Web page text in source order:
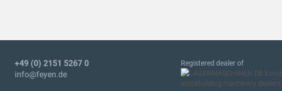
+49 (0) 2151 5267 0
info@feyen.de
Registered dealer of